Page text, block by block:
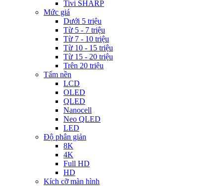
Tivi SHARP
Mức giá
Dưới 5 triệu
Từ 5 - 7 triệu
Từ 7 - 10 triệu
Từ 10 - 15 triệu
Từ 15 - 20 triệu
Trên 20 triệu
Tấm nền
LCD
OLED
QLED
Nanocell
Neo QLED
LED
Độ phân giản
8K
4K
Full HD
HD
Kích cỡ màn hình